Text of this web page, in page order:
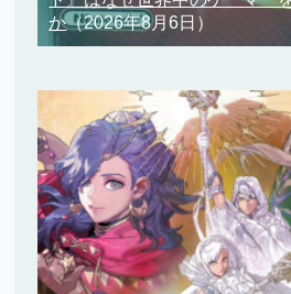
か（2026年8月6日）